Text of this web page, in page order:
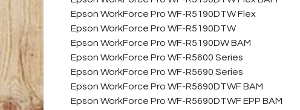
Epson WorkForce Pro WF-R5190DTW Flex​
Epson WorkForce Pro WF-R5190DTW​
Epson WorkForce Pro WF-R5190DW BAM​
Epson WorkForce Pro WF-R5600 Series​
Epson WorkForce Pro WF-R5690 Series​
Epson WorkForce Pro WF-R5690DTWF BAM​
Epson WorkForce Pro WF-R5690DTWF EPP BAM​